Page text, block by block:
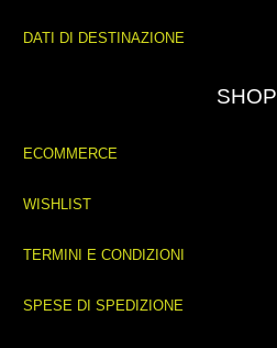
DATI DI DESTINAZIONE
SHOP
ECOMMERCE
WISHLIST
TERMINI E CONDIZIONI
SPESE DI SPEDIZIONE